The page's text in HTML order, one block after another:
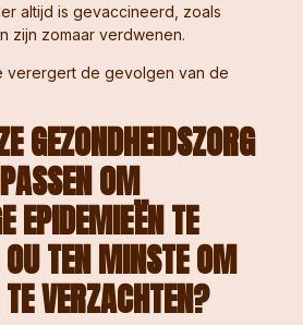
altijd is gevaccineerd, zoals
zijn zomaar verdwenen.
verergert de gevolgen van de
GEZONDHEIDSZORG
OM
EPIDEMIEËN TE
OUTEN MINSTEOM
VERZACHTEN?